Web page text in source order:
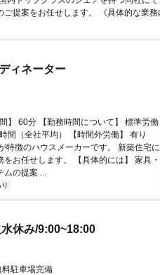
提案をお任せします。 《具体的な業
ィネーター
】 60分 【勤務時間について】 標準労働
間（全社平均） 【時間外労働】 有り
特徴のハウスメーカーです。 新築住宅に
お任せします。 【具体的には】 家具・
ムの提案 ...
休み/9:00~18:00
駐車場完備